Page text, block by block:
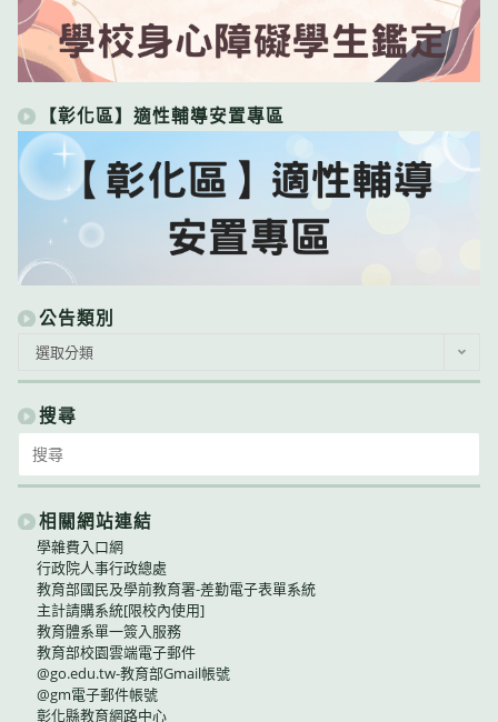
【彰化區】適性輔導安置專區
公告類別
類
別
選取分類
搜尋
for:
相關網站連結
學雜費入口網
行政院人事行政總處
教育部國民及學前教育署-差勤電子表單系統
主計請購系統[限校內使用]
教育體系單一簽入服務
教育部校園雲端電子郵件
@go.edu.tw-教育部Gmail帳號
@gm電子郵件帳號
彰化縣教育網路中心